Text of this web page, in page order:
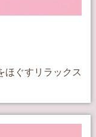
ほぐすリラックス